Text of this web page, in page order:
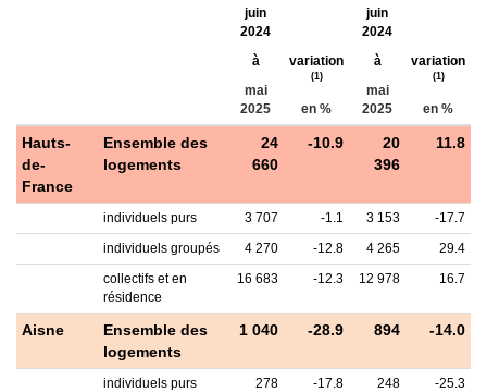
juin
2024
à
mai
2025
variation
(1)
en %
juin
2024
à
mai
2025
variation
(1)
en %
Hauts-
de-
France
Ensemble des
logements
24
660
-10.9
20
396
11.8
individuels purs 3 707 -1.1 3 153
-17.7
individuels groupés
4 270 -12.8 4 265
29.4
collectifs et en
résidence
16 683 -12.3 12 978 16.7
Aisne
Ensemble des
logements
1 040 -28.9 894 -14.0
individuels purs 278 -17.8 248
-25.3